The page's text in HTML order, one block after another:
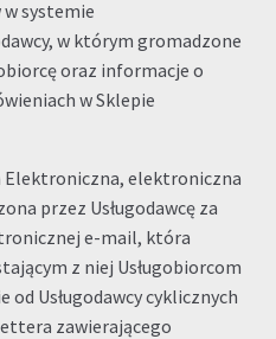
w systemie
w którym gromadzone
oraz informacje o
w Sklepie
Elektroniczna, elektroniczna
przez Usługodawcę za
e-mail, która
z niej Usługobiorcom
Usługodawcy cyklicznych
zawierającego